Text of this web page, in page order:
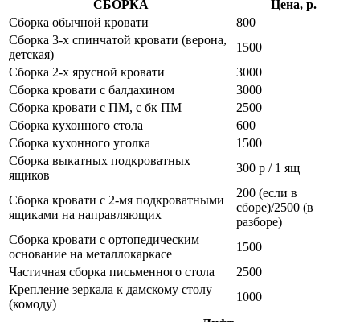
СБОРКА
Цена, р.
Сборка обычной кровати
800
Сборка 3-х спинчатой кровати (верона,
детская)
1500
Сборка 2-х ярусной кровати
3000
Сборка кровати с балдахином
3000
Сборка кровати с ПМ, с бк ПМ
2500
Сборка кухонного стола
600
Сборка кухонного уголка
1500
Сборка выкатных подкроватных
ящиков
300 р / 1 ящ
Сборка кровати с 2-мя подкроватными
ящиками на направляющих
200 (если в
сборе)/2500 (в
разборе)
Сборка кровати с ортопедическим
основание на металлокаркасе
1500
Частичная сборка письменного стола
2500
Крепление зеркала к дамскому столу
(комоду)
1000